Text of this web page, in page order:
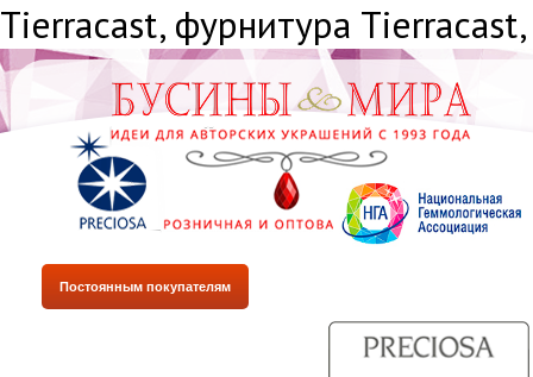
Tiеrrасаst, фурнитура
Постоянным покупателям